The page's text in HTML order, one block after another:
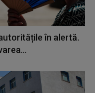
în alertă.